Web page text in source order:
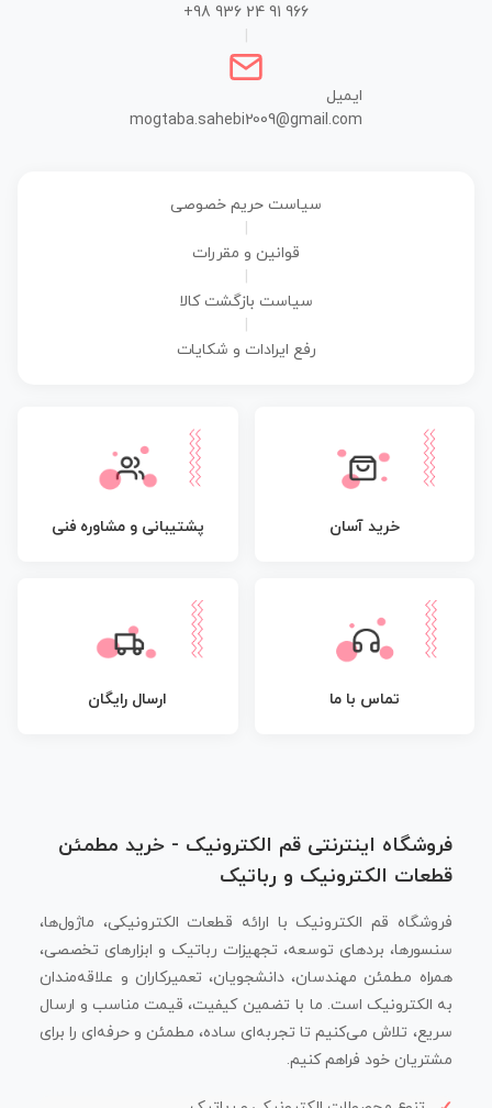
+98 936 24 91 966
ایمیل
mogtaba.sahebi2009@gmail.com
سیاست حریم خصوصی
قوانین و مقررات
سیاست بازگشت کالا
رفع ایرادات و شکایات
خرید آسان پشتیبانی و مشاوره فنی
تماس با ما ارسال رایگان
فروشگاه اینترنتی قم الکترونیک - خرید مطمئن
قطعات الکترونیک و رباتیک
فروشگاه قم الکترونیک با ارائه قطعات الکترونیکی، ماژول‌ها،
سنسورها، بردهای توسعه، تجهیزات رباتیک و ابزارهای تخصصی،
همراه مطمئن مهندسان، دانشجویان، تعمیرکاران و علاقه‌مندان
به الکترونیک است. ما با تضمین کیفیت، قیمت مناسب و ارسال
سریع، تلاش می‌کنیم تا تجربه‌ای ساده، مطمئن و حرفه‌ای را برای
مشتریان خود فراهم کنیم.